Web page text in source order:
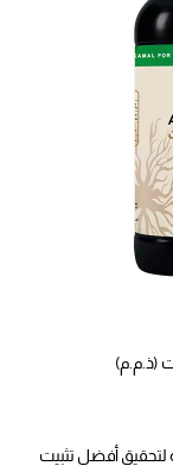
(ذ.م.م)
الزراعة لتحقيق أفضل تثبيت